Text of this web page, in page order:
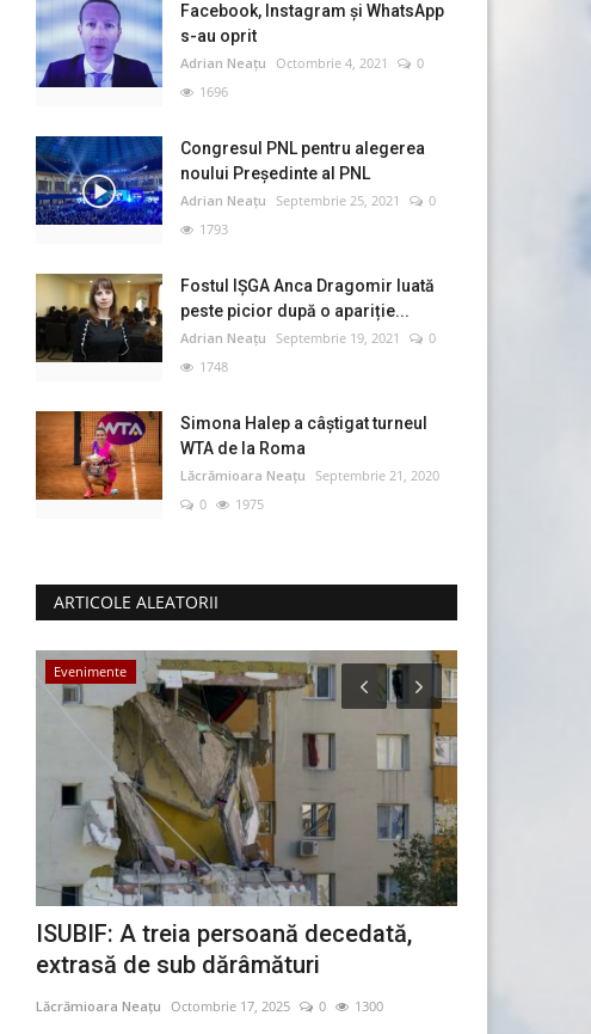
Facebook, Instagram și WhatsApp
s-au oprit
Adrian Neațu Octombrie 4, 2021
0
1696
Congresul PNL pentru alegerea
noului Preşedinte al PNL
Adrian Neațu Septembrie 25, 2021
0
1793
Fostul IȘGA Anca Dragomir luată
peste picior după o apariție...
Adrian Neațu Septembrie 19, 2021
0
1748
Simona Halep a câştigat turneul
WTA de la Roma
Lăcrămioara Neațu Septembrie 21, 2020
0
1975
ARTICOLE ALEATORII
Evenimente
ISUBIF: A treia persoană decedată,
extrasă de sub dărâmături
Lăcrămioara Neațu Octombrie 17, 2025 0 1300